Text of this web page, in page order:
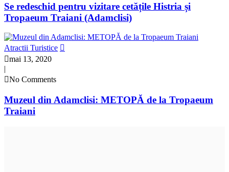
Se redeschid pentru vizitare cetățile Histria și
Tropaeum Traiani (Adamclisi)
Atractii Turistice
mai 13, 2020
|
No Comments
Muzeul din Adamclisi: METOPĂ de la Tropaeum
Traiani